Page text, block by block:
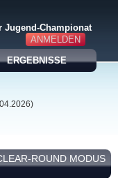
ANMELDEN
Jugend-Championat
ERGEBNISSE
ROUND MODUS